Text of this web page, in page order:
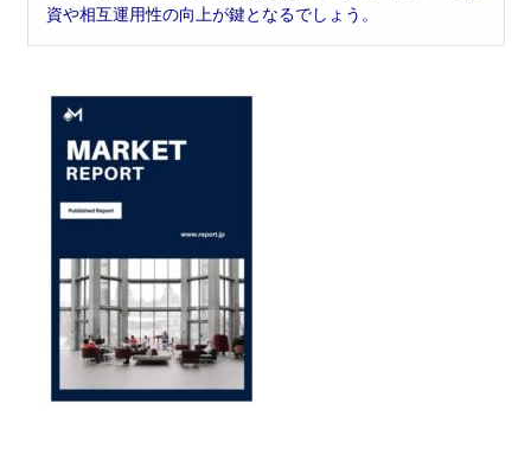
資や相互運用性の向上が鍵となるでしょう。